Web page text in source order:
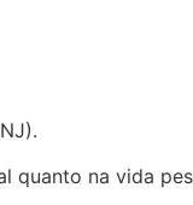
quanto na vida